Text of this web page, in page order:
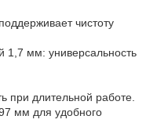
чистоту
1,7 мм: универсальность
при длительной работе.
мм для удобного